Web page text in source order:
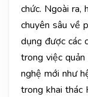
chức. Ngoài ra,
chuyên sâu về
dụng được các
trong việc quản
nghệ mới như
trong khai thác